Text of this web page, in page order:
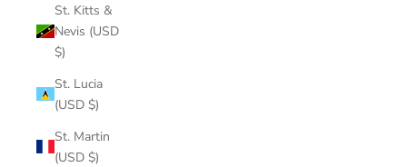
St. Kitts &
Nevis (USD
$)
St. Lucia
(USD $)
St. Martin
(USD $)